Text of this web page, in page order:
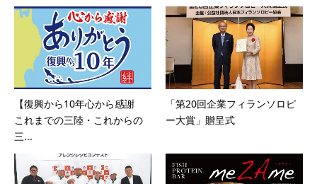
【復興から10年心から感謝
これまでの三陸・これからの
三...
「第20回企業フィランソロピ
ー大賞」贈呈式